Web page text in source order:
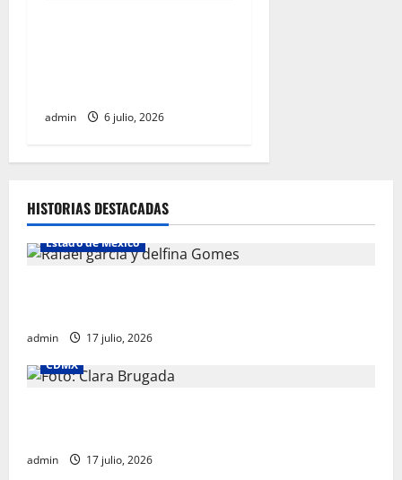
admin 6 julio, 2026
HISTORIAS DESTACADAS
Estado de México
admin
17 julio, 2026
CDMX
admin
17 julio, 2026